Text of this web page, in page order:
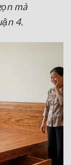
mà
4.